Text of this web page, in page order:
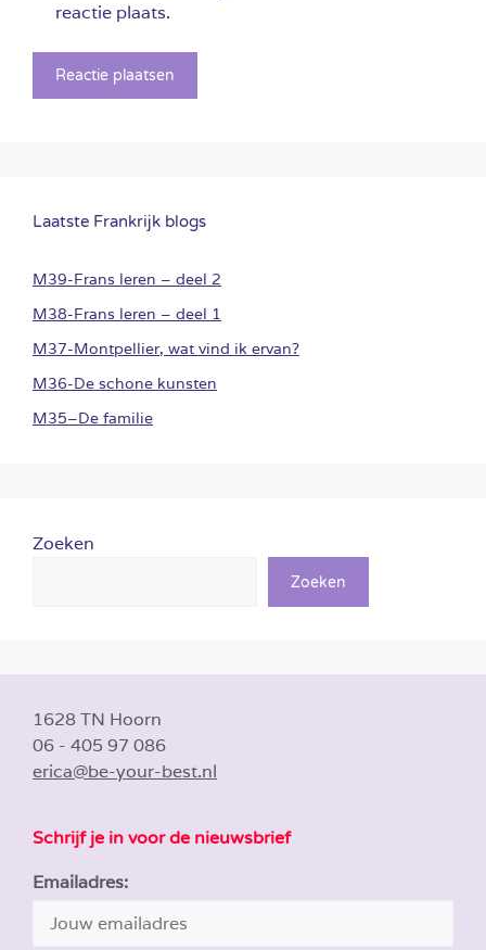
reactie plaats.
Laatste Frankrijk blogs
M39-Frans leren – deel 2
M38-Frans leren – deel 1
M37-Montpellier, wat vind ik ervan?
M36-De schone kunsten
M35–De familie
Zoeken
Zoeken
1628 TN Hoorn
06 - 405 97 086
erica@be-your-best.nl
Schrijf je in voor de nieuwsbrief
Emailadres: